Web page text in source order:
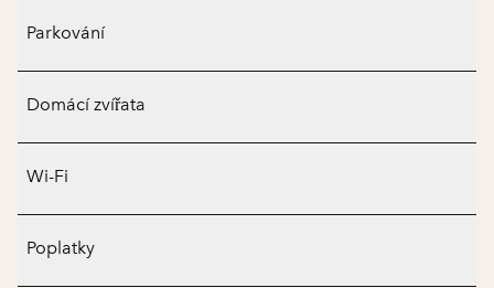
Parkování
Domácí zvířata
Wi-Fi
Poplatky